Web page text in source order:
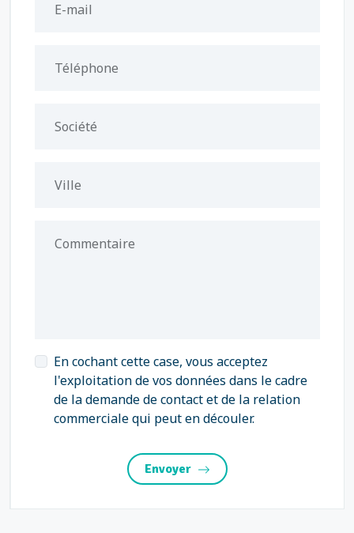
E-mail
Téléphone
Société
Ville
Commentaire
En cochant cette case, vous acceptez
l'exploitation de vos données dans le cadre
de la demande de contact et de la relation
commerciale qui peut en découler.
Envoyer